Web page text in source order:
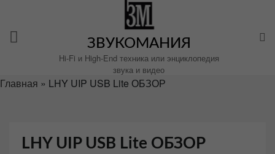
содержимому
ЗВУКОМАНИЯ
Hi-Fi и High-End техника или энциклопедия
звука и видео
Главная » LHY UIP USB Lite ОБЗОР
LHY UIP USB Lite ОБЗОР